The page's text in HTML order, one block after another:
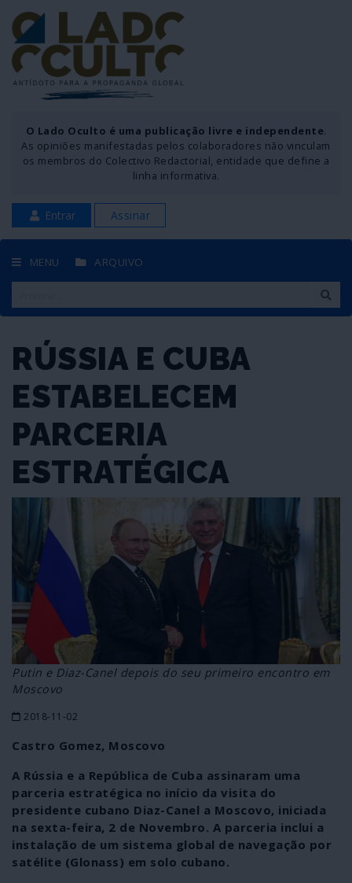
O Lado Oculto é uma publicação livre e independente.
As opiniões manifestadas pelos colaboradores não vinculam
os membros do Colectivo Redactorial, entidade que define a
linha informativa.
Entrar Assinar
MENU ARQUIVO
RÚSSIA E CUBA
ESTABELECEM
PARCERIA
ESTRATÉGICA
Putin e Diaz-Canel depois do seu primeiro encontro em
Moscovo
2018-11-02
Castro Gomez, Moscovo
A Rússia e a República de Cuba assinaram uma
parceria estratégica no início da visita do
presidente cubano Diaz-Canel a Moscovo, iniciada
na sexta-feira, 2 de Novembro. A parceria inclui a
instalação de um sistema global de navegação por
satélite (Glonass) em solo cubano.